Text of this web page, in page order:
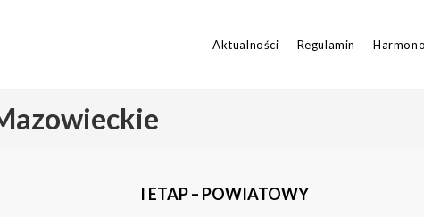
Aktualności Regulamin
I ETAP – POWIATOWY